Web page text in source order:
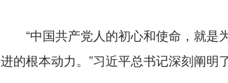
“中国共产党人的初心和使命，就是
进的根本动力。”习近平总书记深刻阐明